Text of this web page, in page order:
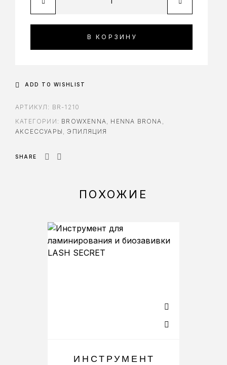
В КОРЗИНУ
ADD TO WISHLIST
АРТИКУЛ: BR-1210
КАТЕГОРИИ: BROWXENNA HENNA BRONA
АКСЕССУАРЫ
,ЭПИЛЯЦИЯ
SHARE
ПОХОЖИЕ
ИНСТРУМЕНТ